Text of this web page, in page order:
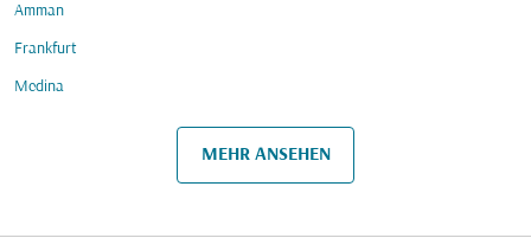
Amman
Frankfurt
Medina
MEHR ANSEHEN